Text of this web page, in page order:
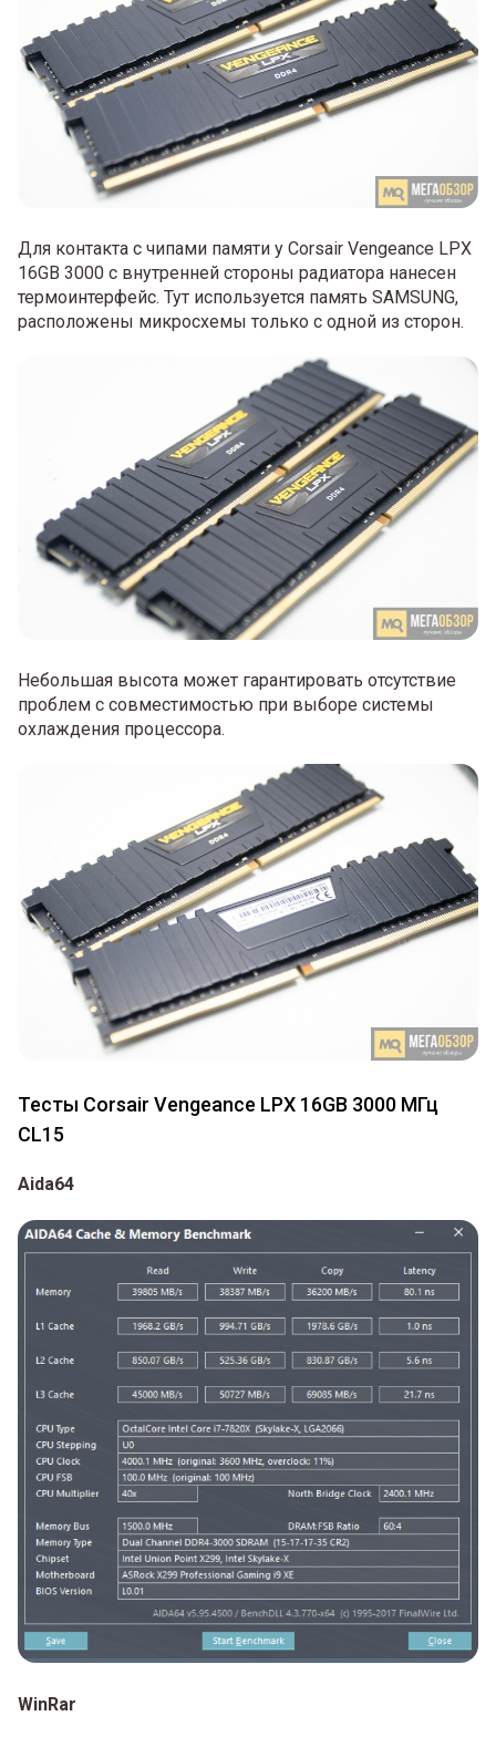
Для контакта с чипами памяти у Corsair Vengeance LPX
16GB 3000 с внутренней стороны радиатора нанесен
термоинтерфейс. Тут используется память SAMSUNG,
расположены микросхемы только с одной из сторон.
Небольшая высота может гарантировать отсутствие
проблем с совместимостью при выборе системы
охлаждения процессора.
Тесты Corsair Vengeance LPX 16GB 3000 МГц
CL15
Aida64
WinRar